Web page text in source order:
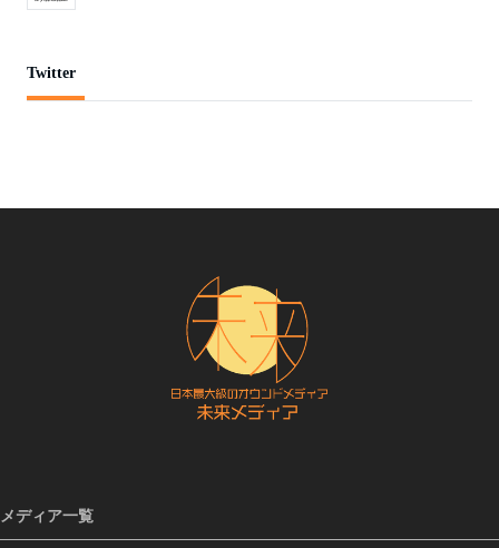
Twitter
メディア一覧